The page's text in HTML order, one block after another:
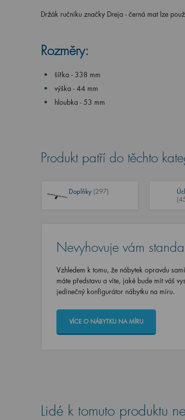
Držák ručníku značky Dreja - černá mat lze
Rozměry:
šířka - 338 mm
výška - 44 mm
hloubka - 53 mm
Produkt patří do těchto
Doplňky (297)
Nevyhovuje vám
Vzhledem k tomu, že nábytek opravdu
máte představu a víte, jaké bude mít váš
jedinečný konfigurátor nábytku na míru.
VÍCE O NÁBYTKU NA MÍRU
Lidé k tomuto produktu